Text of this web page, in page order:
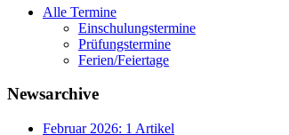
Alle Termine
Einschulungstermine
Prüfungstermine
Ferien/Feiertage
Newsarchive
Februar 2026: 1 Artikel